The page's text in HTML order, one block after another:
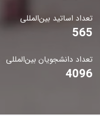
تعداد اساتید بین‌المللی
565
تعداد دانشجویان بین‌المللی
4096